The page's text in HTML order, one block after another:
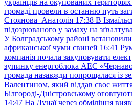
українців на окупованих
громаді провели в останню путь
Стоянова Анатолія 17:38 В
підозрюваного у замаху на
У Болградському районі
африканської чуми свиней 16:41
компанія почала закуповувати
зупинку енергоблока АЕС
громада назавжди попрощалася із
Валентином, який віддав своє
Білгороді-Дністровському
14:47 На Дунаї через обміління